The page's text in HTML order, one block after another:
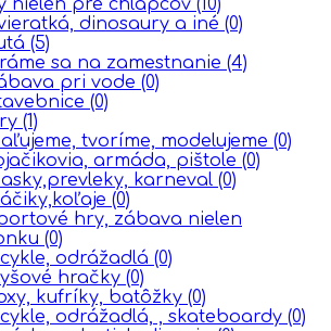
dinosaury a iné (0)
(5)
sa na zamestnanie (4)
pri vode (0)
(0)
(1)
tvoríme, modelujeme (0)
armáda, pištole (0)
karneval (0)
(0)
hry, zábava nielen
(0)
odrážadlá (0)
hračky (0)
kufríky, batôžky (0)
odrážadlá, , skateboardy (0)